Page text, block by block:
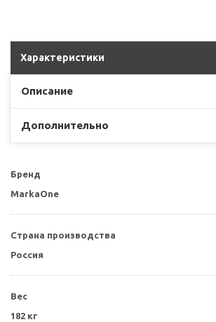
Характеристики
Описание
Дополнительно
Бренд
MarkaOne
Страна производства
Россия
Вес
182 кг